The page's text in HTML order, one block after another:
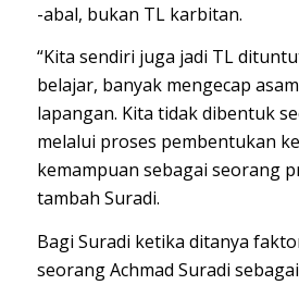
-abal, bukan TL karbitan.
“Kita sendiri juga jadi TL
belajar, banyak mengecap
lapangan. Kita tidak dibentuk
melalui proses pembentukan
kemampuan sebagai seorang
tambah Suradi.
Bagi Suradi ketika ditanya
seorang Achmad Suradi